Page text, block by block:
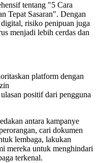
tentang "5 Cara
Tepat Sasaran". Dengan
risiko penipuan juga
menjadi lebih cerdas dan
platform dengan
positif dari pengguna
antara kampanye
cari dokumen
lembaga, lakukan
mereka untuk menghindari
terkenal.